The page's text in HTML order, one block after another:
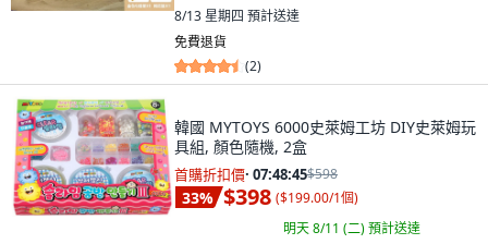
8/13 星期四 預計送達
免費退貨
(2)
韓國 MYTOYS 6000史萊姆工坊 DIY史萊姆玩
具組, 顏色隨機, 2盒
首購折扣價· 07:48:44$598
33% $398 ($199.00/1個)
明天 8/11 (二)預計送達